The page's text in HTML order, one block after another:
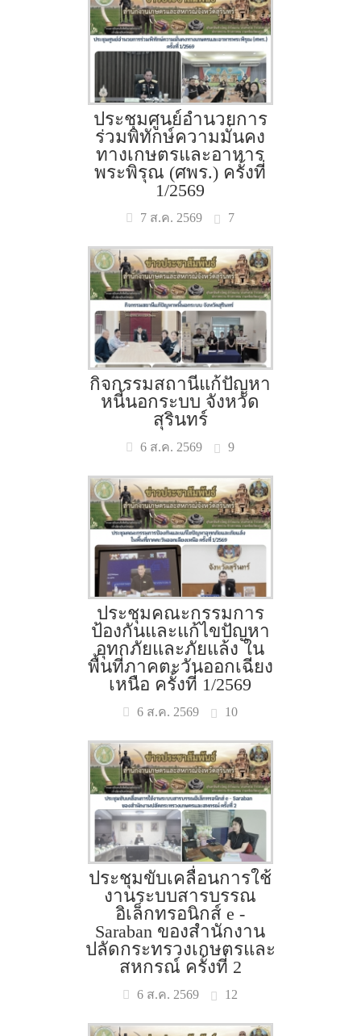
ประชุมศูนย์อำนวยการ
ร่วมพิทักษ์ความมั่นคง
ทางเกษตรและอาหาร
พระพิรุณ (ศพร.) ครั้งที่
1/2569
7 ส.ค. 2569 7
กิจกรรมสถานีแก้ปัญหา
หนี้นอกระบบ จังหวัด
สุรินทร์
6 ส.ค. 2569 9
ประชุมคณะกรรมการ
ป้องกันและแก้ไขปัญหา
อุทกภัยและภัยแล้ง ใน
พื้นที่ภาคตะวันออกเฉียง
เหนือ ครั้งที่ 1/2569
6 ส.ค. 2569 10
ประชุมขับเคลื่อนการใช้
งานระบบสารบรรณ
อิเล็กทรอนิกส์ e -
Saraban ของสำนักงาน
ปลัดกระทรวงเกษตรและ
สหกรณ์ ครั้งที่ 2
6 ส.ค. 2569 12